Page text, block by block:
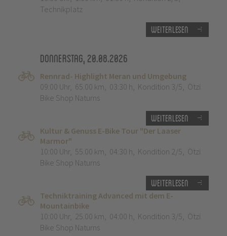
Technikplatz
Weiterlesen
Donnerstag, 20.08.2026
Rennrad- Highlight Meran und Umgebung
09:00 Uhr, 65.00 km, 03:30 h, Kondition 3/5, Ötzi
Bike Shop Naturns
Weiterlesen
Kultur & Genuss E-Bike Tour "Der Laaser
Marmor"
10:00 Uhr, 55.00 km, 04:30 h, Kondition 2/5, Ötzi
Bike Shop Naturns
Weiterlesen
Techniktraining Advanced mit dem E-
Mountainbike
10:00 Uhr, 25.00 km, 04:00 h, Kondition 3/5, Ötzi
Bike Shop Naturns